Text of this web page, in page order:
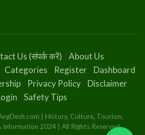
Us (संपर्क करें)
About Us
Categories Register
Dashboard
Privacy Policy
Disclaimer
Safety Tips
| History, Culture, Tourism,
Information 2024 | All Rights Reserved